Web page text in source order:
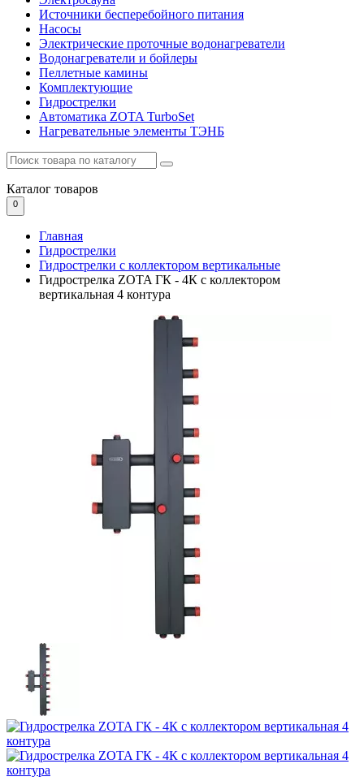
Источники бесперебойного питания
Насосы
Электрические проточные водонагреватели
Водонагреватели и бойлеры
Пеллетные камины
Комплектующие
Гидрострелки
Автоматика ZOTA TurboSet
Нагревательные элементы ТЭНБ
Каталог товаров
0
Главная
Гидрострелки
Гидрострелки с коллектором вертикальные
Гидрострелка ZOTA ГК - 4К с коллектором
вертикальная 4 контура